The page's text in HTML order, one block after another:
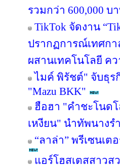
รวมกว่า 600,000 บ
TikTok จัดงาน
ปรากฏการณ์เทศก
ผสานเทคโนโลยี ค
ไมค์ พิรัชต์" จับธุร
"Mazu BKK"
ฮือฮา "คำชะโนด
เหงียน" นำทัพนางร
“ลาล่า” พรีเซนเ
แอร์โฮสเตสสาวส